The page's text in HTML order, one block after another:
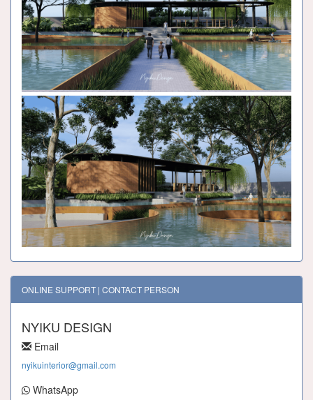
ONLINE SUPPORT | CONTACT PERSON
NYIKU DESIGN
Email
nyikuinterior@gmail.com
WhatsApp